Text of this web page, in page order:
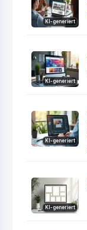
KI-generiert
KI-generiert
KI-generiert
KI-generiert